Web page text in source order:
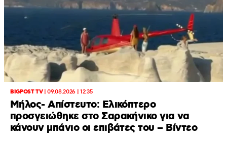
BIGPOST TV|09.08.2026 | 12:35
Μήλος- Απίστευτο: Ελικόπτερο
προσγειώθηκε στο Σαρακήνικο για να
κάνουν μπάνιο οι επιβάτες του – Βίντεο